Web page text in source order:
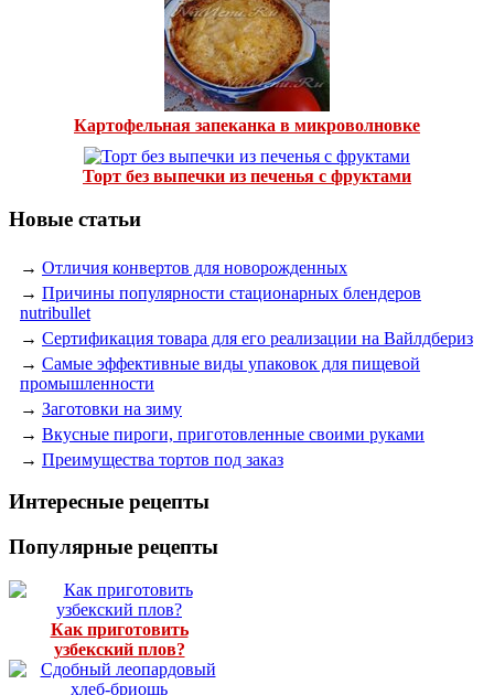
Картофельная запеканка в микроволновке
Торт без выпечки из печенья с фруктами
Новые статьи
→ Отличия конвертов для новорожденных
→ Причины популярности стационарных блендеров
nutribullet
→ Сертификация товара для его реализации на Вайлдбериз
→ Самые эффективные виды упаковок для пищевой
промышленности
→ Заготовки на зиму
→ Вкусные пироги, приготовленные своими руками
→ Преимущества тортов под заказ
Интересные рецепты
Популярные рецепты
Как приготовить
узбекский плов?